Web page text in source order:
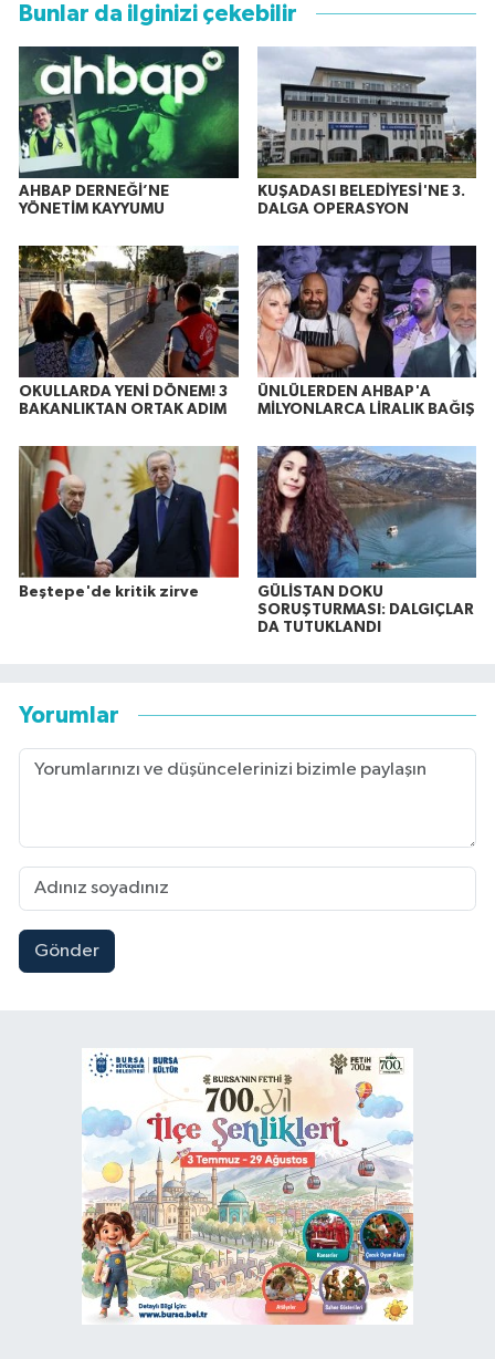
Bunlar da ilginizi çekebilir
AHBAP DERNEĞİ’NE
YÖNETİM KAYYUMU
KUŞADASI BELEDİYESİ'NE 3.
DALGA OPERASYON
OKULLARDA YENİ DÖNEM! 3
BAKANLIKTAN ORTAK ADIM
ÜNLÜLERDEN AHBAP'A
MİLYONLARCA LİRALIK BAĞIŞ
Beştepe'de kritik zirve
GÜLİSTAN DOKU
SORUŞTURMASI: DALGIÇLAR
DA TUTUKLANDI
Yorumlar
Gönder